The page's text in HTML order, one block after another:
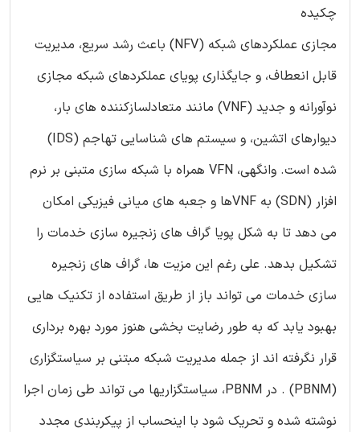
چکیده
مجازی عملکردهای شبکه (NFV) باعث رشد سریع، مدیریت
قابل انعطاف، و جایگذاری پویای عملکردهای شبکه مجازی
نوآورانه و جدید (VNF) مانند متعادلسازکننده های بار،
دیوارهای اتشین، و سیستم های شناسایی تهاجم (IDS)
شده است. وانگهی، VFN همراه با شبکه سازی متبنی بر نرم
افزار (SDN) به VNFها و جعبه های میانی فیزیکی امکان
می دهد تا به شکل پویا گراف های زنجیره سازی خدمات را
تشکیل بدهد. علی رغم این مزیت ها، گراف های زنجیره
سازی خدمات می تواند باز از طریق استفاده از تکنیک هایی
بهبود یابد که به طور رضایت بخشی هنوز مورد بهره برداری
قرار نگرفته اند از جمله مدیریت شبکه مبتنی بر سیاستگزاری
(PBNM) . در PBNM، سیاستگزاریها می تواند طی زمان اجرا
نوشته شده و تحریک شود با اینحساب از پیکربندی مجدد